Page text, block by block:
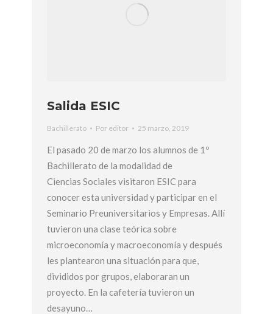
Salida ESIC
Bachillerato Por editor 25 marzo, 2019
El pasado 20 de marzo los alumnos de 1º
Bachillerato de la modalidad de
Ciencias Sociales visitaron ESIC para
conocer esta universidad y participar en el
Seminario Preuniversitarios y Empresas. Allí
tuvieron una clase teórica sobre
microeconomía y macroeconomía y después
les plantearon una situación para que,
divididos por grupos, elaboraran un
proyecto. En la cafetería tuvieron un
desayuno…